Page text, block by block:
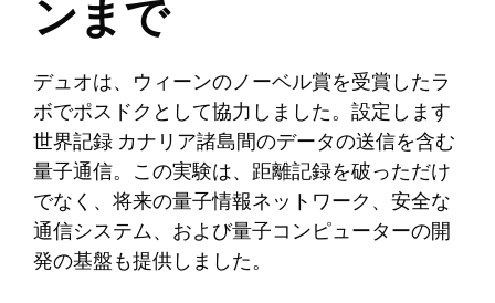
ンまで
デュオは、ウィーンのノーベル賞を受賞したラ
ボでポスドクとして協力しました。設定します
世界記録カナリア諸島間のデータの送信を含む
量子通信。この実験は、距離記録を破っただけ
でなく、将来の量子情報ネットワーク、安全な
通信システム、および量子コンピューターの開
発の基盤も提供しました。